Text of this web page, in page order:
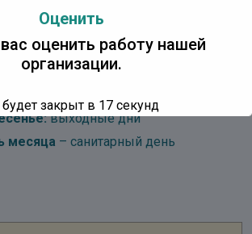
проспект Ленина, д. 1, 3 этаж
10:00 до 18:00 ч.
выходные дни
месяца – санитарный день
Оценить
оценить работу нашей
организации.
закрыт в 17 секунд